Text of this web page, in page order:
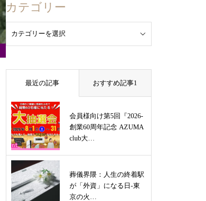
カテゴリー
最近の記事 おすすめ記事1
会員様向け第5回『2026-
創業60周年記念 AZUMA
club大…
葬儀界隈：人生の終着駅
が「外資」になる日-東
京の火…